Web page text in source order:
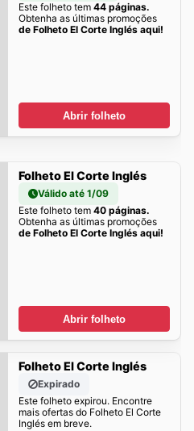
Este folheto tem 44 páginas.
Obtenha as últimas promoções
de Folheto El Corte Inglés aqui!
Abrir folheto
Folheto El Corte Inglés
Válido até 1/09
Este folheto tem 40 páginas.
Obtenha as últimas promoções
de Folheto El Corte Inglés aqui!
Abrir folheto
Folheto El Corte Inglés
Expirado
Este folheto expirou. Encontre
mais ofertas do Folheto El Corte
Inglés em breve.